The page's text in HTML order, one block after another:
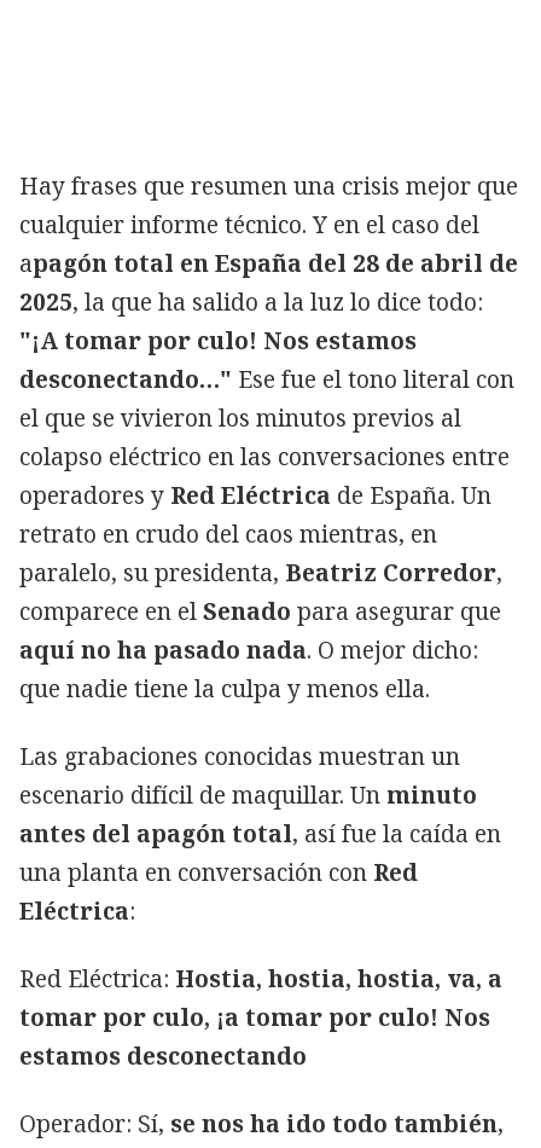
Hay frases que resumen una crisis mejor que
cualquier informe técnico. Y en el caso del
apagón total en España del 28 de abril de
2025, la que ha salido a la luz lo dice todo:
"¡A tomar por culo! Nos estamos
desconectando…" Ese fue el tono literal con
el que se vivieron los minutos previos al
colapso eléctrico en las conversaciones entre
operadores y Red Eléctrica de España. Un
retrato en crudo del caos mientras, en
paralelo, su presidenta, Beatriz Corredor,
comparece en elSenado para asegurar que
aquí no ha pasado nada. O mejor dicho:
que nadie tiene la culpa y menos ella.
Las grabaciones conocidas muestran un
escenario difícil de maquillar. Un minuto
antes del apagón total, así fue la caída en
una planta en conversación con Red
Eléctrica:
Red Eléctrica: Hostia, hostia, hostia, va, a
tomar por culo, ¡a tomar por culo! Nos
estamos desconectando
Operador: Sí, se nos ha ido todo también,